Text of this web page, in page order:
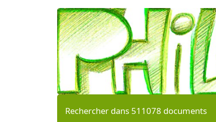
Rechercher dans 511078 documents